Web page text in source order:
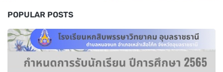
POPULAR POSTS